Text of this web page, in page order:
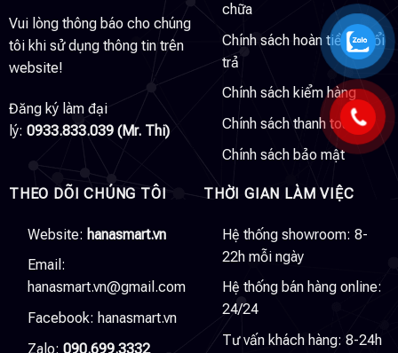
Vui lòng thông báo cho chúng
tôi khi sử dụng thông tin trên
website!
Đăng ký làm đại
lý: 0933.833.039 (Mr. Thi)
chữa
Chính sách hoàn tiền & đổi
trả
Chính sách kiểm hàng
Chính sách thanh toán
Chính sách bảo mật
THEO DÕI CHÚNG TÔI
Website: hanasmart.vn
Email:
hanasmart.vn@gmail.com
Facebook: hanasmart.vn
Zalo: 090.699.3332
THỜI GIAN LÀM VIỆC
Hệ thống showroom: 8-
22h mỗi ngày
Hệ thống bán hàng online:
24/24
Tư vấn khách hàng: 8-24h